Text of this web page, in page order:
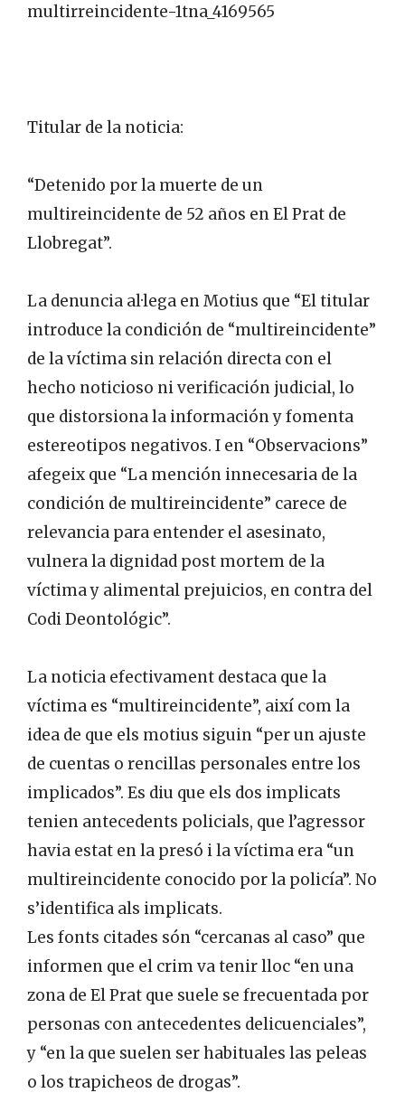
multirreincidente-1tna_4169565
Titular de la noticia:
“Detenido por la muerte de un
multireincidente de 52 años en El Prat de
Llobregat”.
La denuncia al·lega en Motius que “El titular
introduce la condición de “multireincidente”
de la víctima sin relación directa con el
hecho noticioso ni verificación judicial, lo
que distorsiona la información y fomenta
estereotipos negativos. I en “Observacions”
afegeix que “La mención innecesaria de la
condición de multireincidente” carece de
relevancia para entender el asesinato,
vulnera la dignidad post mortem de la
víctima y alimental prejuicios, en contra del
Codi Deontológic”.
La noticia efectivament destaca que la
víctima es “multireincidente”, així com la
idea de que els motius siguin “per un ajuste
de cuentas o rencillas personales entre los
implicados”. Es diu que els dos implicats
tenien antecedents policials, que l’agressor
havia estat en la presó i la víctima era “un
multireincidente conocido por la policía”. No
s’identifica als implicats.
Les fonts citades són “cercanas al caso” que
informen que el crim va tenir lloc “en una
zona de El Prat que suele se frecuentada por
personas con antecedentes delicuenciales”,
y “en la que suelen ser habituales las peleas
o los trapicheos de drogas”.